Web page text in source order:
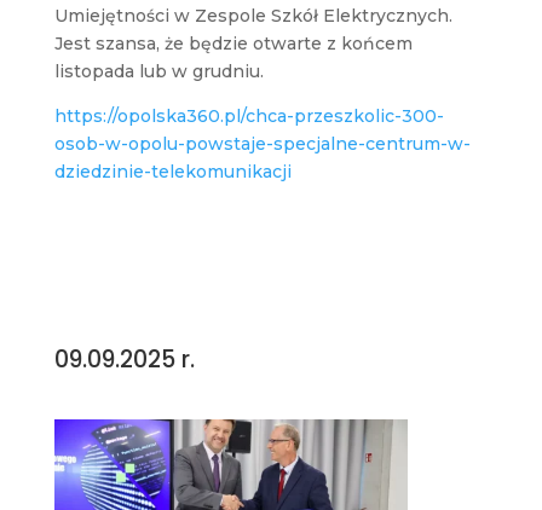
Umiejętności w Zespole Szkół Elektrycznych.
Jest szansa, że będzie otwarte z końcem
listopada lub w grudniu.
https://opolska360.pl/chca-przeszkolic-300-
osob-w-opolu-powstaje-specjalne-centrum-w-
dziedzinie-telekomunikacji
09.09.2025 r.